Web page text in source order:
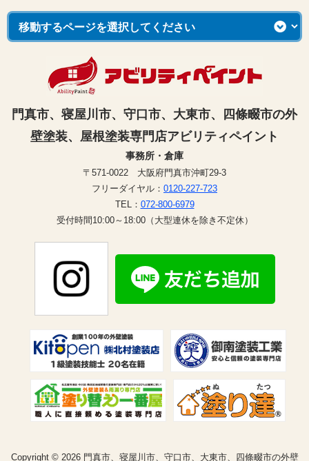
門真市、寝屋川市、守口市、大東市、四條畷市の外
壁塗装、屋根塗装専門店アビリティペイント
事務所・倉庫
〒571-0022 大阪府門真市沖町29-3
フリーダイヤル： 0120-227-723
TEL： 072-800-6979
受付時間10:00～18:00（大型連休を除き不定休）
Copyright © 2026 門真市、寝屋川市、守口市、大東市、四條畷市の外壁